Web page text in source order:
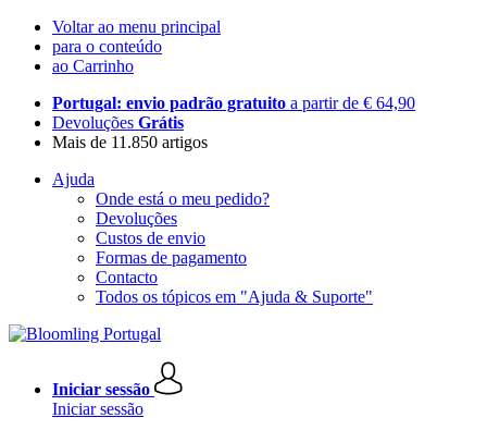
Voltar ao menu principal
para o conteúdo
ao Carrinho
Portugal: envio padrão gratuito a partir de € 64,90
Devoluções Grátis
Mais de 11.850 artigos
Ajuda
Onde está o meu pedido?
Devoluções
Custos de envio
Formas de pagamento
Contacto
Todos os tópicos em "Ajuda & Suporte"
Iniciar sessão
Iniciar sessão